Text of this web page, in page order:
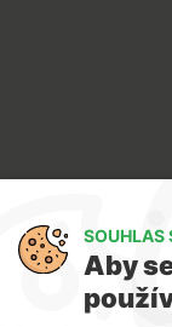
O nás
SOUHLAS
Aby